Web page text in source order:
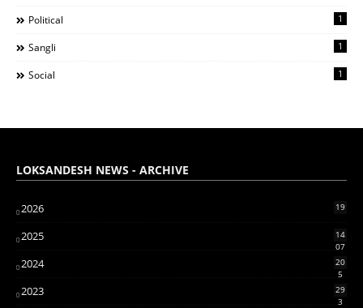
Political 1
Sangli 1
Social 1
LOKSANDESH NEWS - ARCHIVE
2026 19
2025
14
07
2024
20
5
2023
29
3